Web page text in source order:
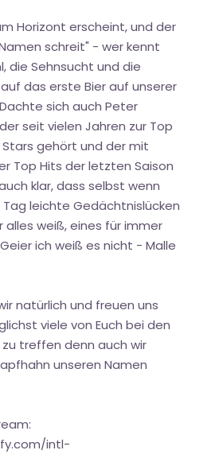
Horizont erscheint, und der
schreit" - wer kennt
die Sehnsucht und die
das erste Bier auf unserer
sich auch Peter
seit vielen Jahren zur Top
Stars gehört und der mit
Top Hits der letzten Saison
klar, dass selbst wenn
leichte Gedächtnislücken
weiß, eines für immer
ich weiß es nicht - Malle
natürlich und freuen uns
viele von Euch bei den
treffen denn auch wir
unseren Namen
intl-